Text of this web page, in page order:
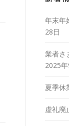
年末年
28日
業者さ
2025
夏季休
虚礼廃